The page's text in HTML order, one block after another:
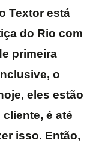
Textor está
do Rio com
primeira
o
eles estão
é até
isso. Então,